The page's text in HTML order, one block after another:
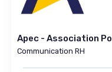
Apec - Association
Communication RH